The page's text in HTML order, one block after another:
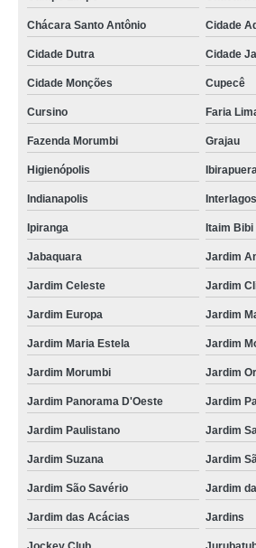
encomenda de salgados para festa de
salgado para festa de casamento Parque Imperial
salgados para festa assados Rio Pequeno
salgados para festa de quinze anos valor
encomenda de salgados para festa de 1 ano
empresa de salgados para festa de 1 ano Jardim
salgados simples para festa Jaraguá
salgados para festa de quinze anos Consolação
salgados para festa finos Jardim São Luiz
salgados para festa assados valor Vila Brasilina
empresa de salgados para festa finos Campo
empresa de salgados para festa finos Cidade
salgado fino para festa de quinze anos Rio
salgado simples para festa Pari
encomenda de salgados diferentes para festa
salgados para festa finos valor Jardim Celeste
Chácara Santo Antônio Cidade
Cidade Dutra Cidade
Cidade Monções Cupecê
Cursino Faria
Fazenda Morumbi Grajau
Higienópolis
Indianapolis Interlagos
Ipiranga Itaim Bibi
Jabaquara Jardim
Jardim Celeste Jardim
Jardim Europa Jardim
Jardim Maria Estela Jardim
Jardim Morumbi Jardim
Jardim Panorama D'Oeste Jardim
Jardim Paulistano Jardim
Jardim Suzana Jardim
Jardim São Savério Jardim
Jardim das Acácias Jardins